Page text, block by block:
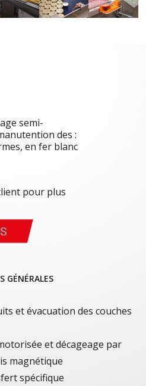
semi-
des :
en fer blanc
pour plus
GÉNÉRALES
et évacuation des couches
et décageage par
magnétique
spécifique